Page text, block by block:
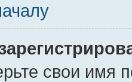
свои имя